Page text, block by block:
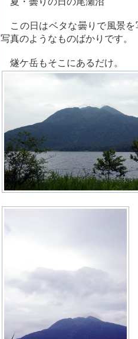
この日はベタな曇りで風景を
写真のようなものばかりです。
燧ケ岳もそこにあるだけ。